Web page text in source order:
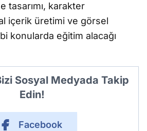
tasarımı, karakter
içerik üretimi ve görsel
konularda eğitim alacağı
Sosyal Medyada Takip
Edin!
Facebook